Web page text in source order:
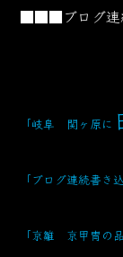
■■■ブログ連
「岐阜 関ヶ原に
「ブログ連続書き
「京雛 京甲冑の